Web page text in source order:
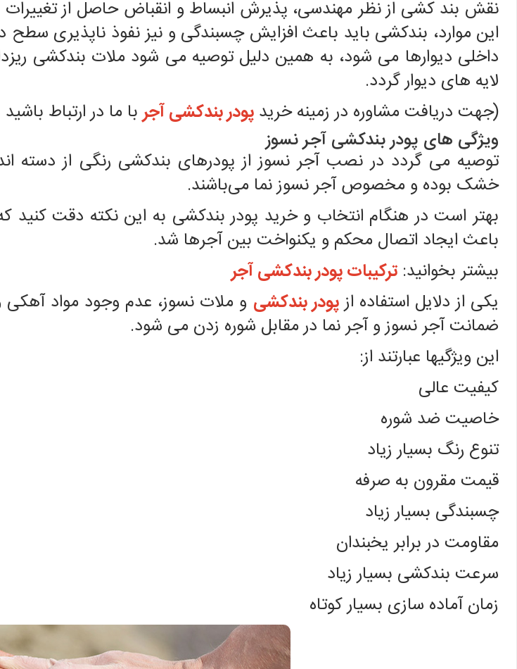
نقش بند کشی از نظر مهندسی، پذیرش انبساط و انقباض حاصل از
این موارد، بندکشی باید باعث افزایش چسبندگی و نیز نفوذ ناپذیری
داخلی دیوارها می شود، به همین دلیل توصیه می شود ملات بندکشی
لایه های دیوار گردد.
(جهت دریافت مشاوره در زمینه خرید پودر بندکشی آجربا ما در ارتباط باشید
ویژگی های پودر بندکشی آجر نسوز
توصیه می گردد در نصب آجر نسوز از پودرهای بندکشی رنگی از دسته
خشک بوده و مخصوص آجر نسوز نما می‌باشند.
بهتر است در هنگام انتخاب و خرید پودر بندکشی به این نکته دقت کنید
باعث ایجاد اتصال محکم و یکنواخت بین آجرها شد.
بیشتر بخوانید: ترکیبات پودر بندکشی آجر
یکی از دلایل استفاده ازپودر بندکشی و ملات نسوز، عدم وجود مواد
ضمانت آجر نسوز و آجر نما در مقابل شوره زدن می شود.
این ویژگیها عبارتند از:
کیفیت عالی
خاصیت ضد شوره
تنوع رنگ بسیار زیاد
قیمت مقرون به صرفه
چسبندگی بسیار زیاد
مقاومت در برابر یخبندان
سرعت بندکشی بسیار زیاد
زمان آماده سازی بسیار کوتاه